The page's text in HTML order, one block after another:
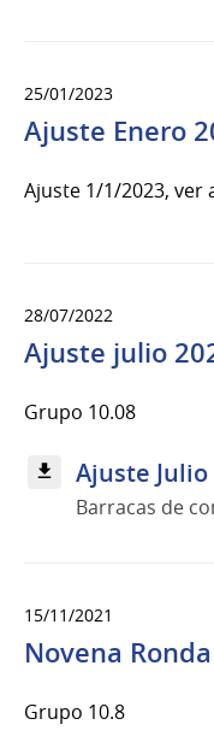
25/01/2023
Ajuste Enero
Ajuste 1/1/2023, ver
28/07/2022
Ajuste julio
Grupo 10.08
Ajuste Julio
Barracas de
15/11/2021
Novena
Grupo 10.8